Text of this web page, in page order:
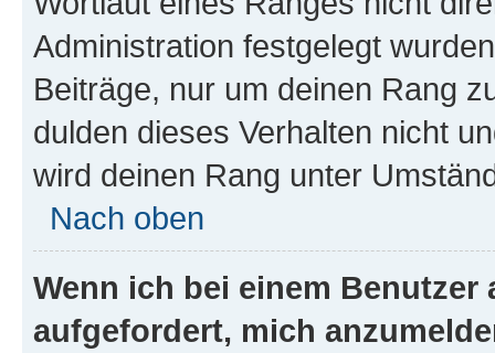
Administration festgelegt
Beiträge, nur um deinen Rang
dulden dieses Verhalten nicht
wird deinen Rang unter
Nach oben
Wenn ich bei einem
aufgefordert, mich